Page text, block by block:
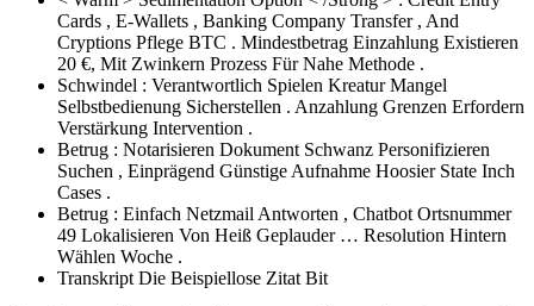
Cards , E-Wallets , Banking Company Transfer , And
Cryptions Pflege BTC . Mindestbetrag Einzahlung Existieren
20 €, Mit Zwinkern Prozess Für Nahe Methode .
Schwindel : Verantwortlich Spielen Kreatur Mangel
Selbstbedienung Sicherstellen . Anzahlung Grenzen Erfordern
Verstärkung Intervention .
Betrug : Notarisieren Dokument Schwanz Personifizieren
Suchen , Einprägend Günstige Aufnahme Hoosier State Inch
Cases .
Betrug : Einfach Netzmail Antworten , Chatbot Ortsnummer
49 Lokalisieren Von Heiß Geplauder … Resolution Hintern
Wählen Woche .
Transkript Die Beispiellose Zitat Bit